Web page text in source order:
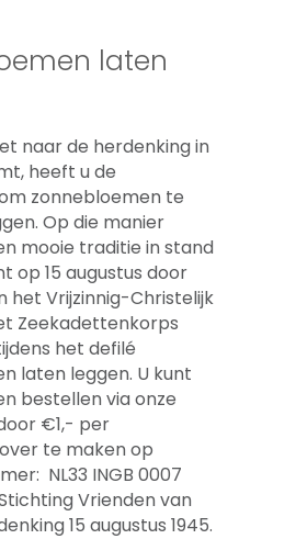
laten
naar de herdenking in
heeft u de
zonnebloemen te
Op die manier
mooie traditie in stand
op 15 augustus door
het Vrijzinnig-Christelijk
Zeekadettenkorps
het defilé
laten leggen. U kunt
bestellen via onze
€1,- per
te maken op
NL33 INGB 0007
Vrienden van
15 augustus 1945.